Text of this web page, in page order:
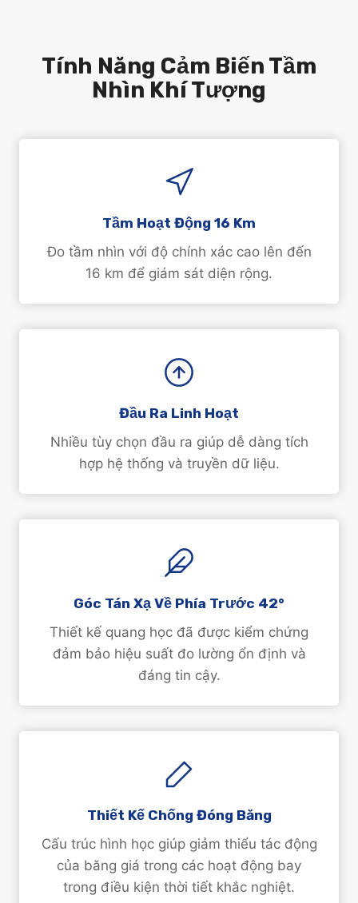
Tính Năng Cảm Biến Tầm
Nhìn Khí Tượng
Tầm Hoạt Động 16 Km
Đo tầm nhìn với độ chính xác cao lên đến
16 km để giám sát diện rộng.
Đầu Ra Linh Hoạt
Nhiều tùy chọn đầu ra giúp dễ dàng tích
hợp hệ thống và truyền dữ liệu.
Góc Tán Xạ Về Phía Trước 42°
Thiết kế quang học đã được kiểm chứng
đảm bảo hiệu suất đo lường ổn định và
đáng tin cậy.
Thiết Kế Chống Đóng Băng
Cấu trúc hình học giúp giảm thiểu tác động
của băng giá trong các hoạt động bay
trong điều kiện thời tiết khắc nghiệt.